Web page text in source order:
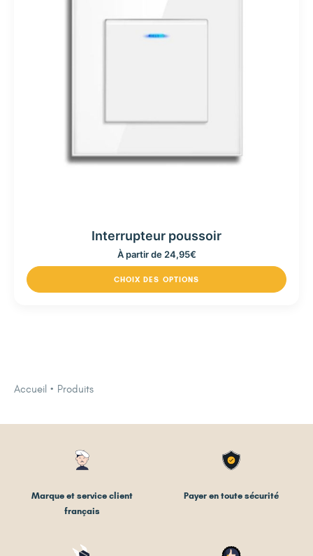
Interrupteur poussoir
À partir de 24,95€
CHOIX DES OPTIONS
Accueil Produits
Marque et service client
français
Payer en toute sécurité